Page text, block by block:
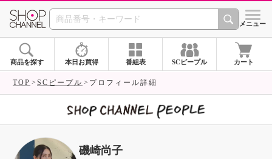
SHOP CHANNEL シメニュー
商品を探す 本日お買得 番組表 SCピープル カート
TOP SCピープル プロフィール詳細
磯崎尚子